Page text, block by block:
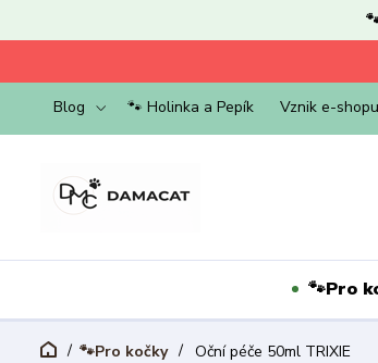
Blog 🐾 Holinka a Pepík Vznik e-shopu
🐾Pro
🐾Pro kočky Oční péče 50ml TRIXIE